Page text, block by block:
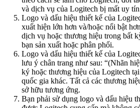
và dịch vụ của Logitech bị mất uy
Logo và dấu hiệu thiết kế của
xuất hiện lớn hơn và/hoặc nổi bật
dịch vụ hoặc thương hiệu trong bất
bạn sản xuất hoặc phân phối.
Logo và dấu hiệu thiết kế của
lưu ý chân trang như sau: “(Nhãn
ký hoặc thương hiệu của Logitech
quốc gia khác. Tất cả các thương
sở hữu tương ứng.
Bạn phải sử dụng logo và dấu hiệu